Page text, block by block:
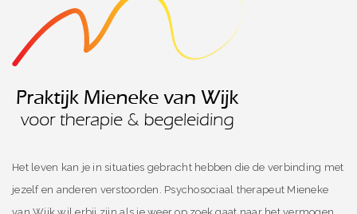
Het leven kan je in situaties gebracht hebben die de verbinding met
jezelf en anderen verstoorden. Psychosociaal therapeut Mieneke